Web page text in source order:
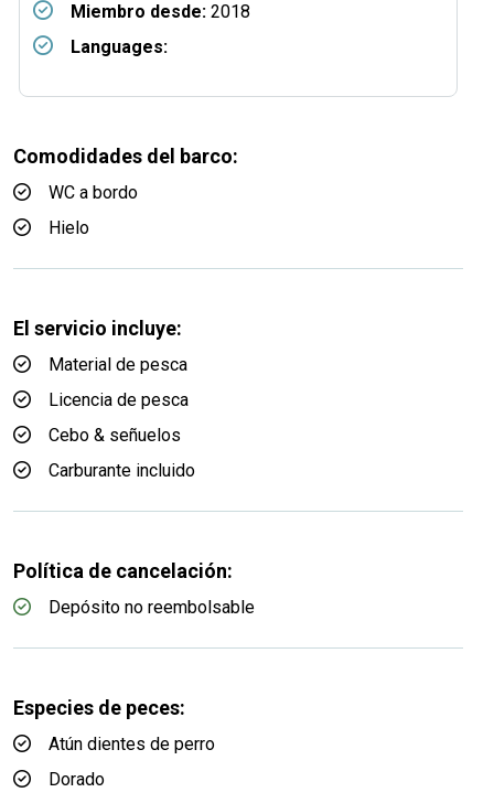
Miembro desde: 2018
Languages:
Comodidades del barco:
WC a bordo
Hielo
El servicio incluye:
Material de pesca
Licencia de pesca
Cebo & señuelos
Carburante incluido
Política de cancelación:
Depósito no reembolsable
Especies de peces:
Atún dientes de perro
Dorado